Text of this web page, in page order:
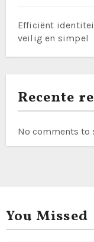
Efficiënt
veilig en simpel
Recente
No comments to
You Missed